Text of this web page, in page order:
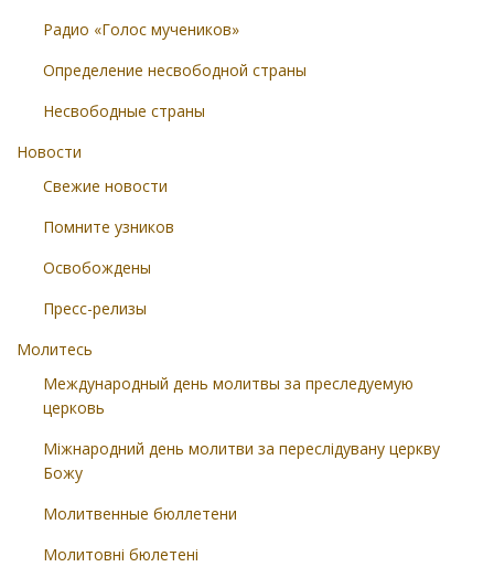
Радио «Голос мучеников»
Определение несвободной страны
Несвободные страны
Новости
Свежие новости
Помните узников
Освобождены
Пресс-релизы
Молитесь
Международный день молитвы за преследуемую
церковь
Міжнародний день молитви за переслідувану церкву
Божу
Молитвенные бюллетени
Молитовні бюлетені